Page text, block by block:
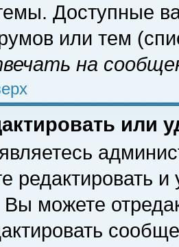
Доступные
или тем
на
или
редактировать и
можете